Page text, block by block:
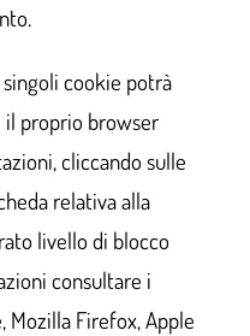
cookie potrà
proprio browser
cliccando sulle
relativa alla
livello di blocco
consultare i
, Mozilla Firefox,Apple